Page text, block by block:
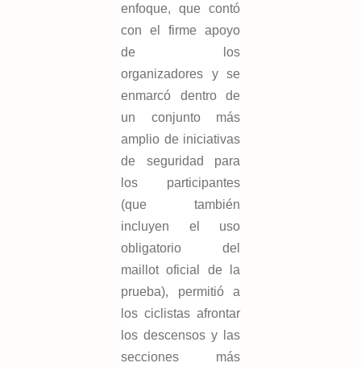
enfoque, que contó
con el firme apoyo
de los
organizadores y se
enmarcó dentro de
un conjunto más
amplio de iniciativas
de seguridad para
los participantes
(que también
incluyen el uso
obligatorio del
maillot oficial de la
prueba), permitió a
los ciclistas afrontar
los descensos y las
secciones más